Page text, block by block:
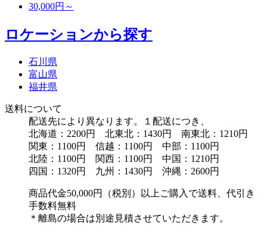
30,000円～
ロケーションから探す
石川県
富山県
福井県
送料について
配送先により異なります。１配送につき、
北海道：2200円 北東北：1430円 南東北：1210円
関東：1100円 信越：1100円 中部：1100円
北陸：1100円 関西：1100円 中国：1210円
四国：1320円 九州：1430円 沖縄：2600円
商品代金50,000円（税別）以上ご購入で送料、代引き
手数料無料
＊離島の場合は別途見積させていただきます。